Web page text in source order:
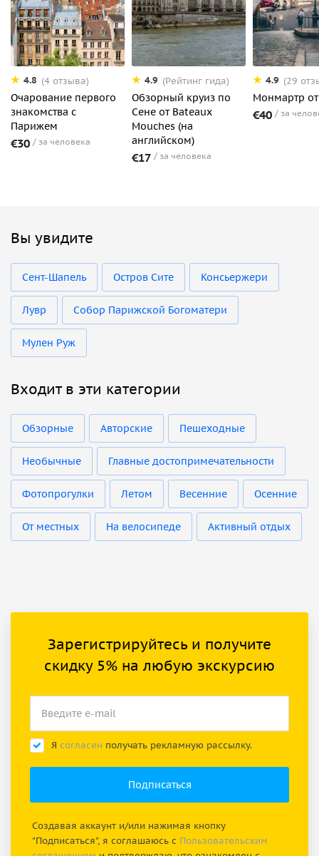
4.8 (4 отзыва)
Очарование первого
знакомства с
Парижем
€30 за человека
4.9 (Рейтинг гида)
Обзорный круиз по
Сене от Bateaux
Mouches (на
английском)
€17 за человека
4.9 (29
Монмартр
€40 за
Вы увидите
Сент-Шапель Остров Сите Консьержери
Лувр Собор Парижской Богоматери
Мулен Руж
Входит в эти категории
Обзорные Авторские Пешеходные
Необычные Главные достопримечательности
Фотопрогулки Летом Весенние Осенние
От местных На велосипеде Активный отдых
Зарегистрируйтесь и получите
скидку 5% на любую экскурсию
Я согласен получать рекламную рассылку.
Создавая аккаунт и/или нажимая кнопку
"Подписаться", я соглашаюсь с Пользовательским